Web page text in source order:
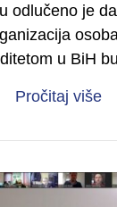
odlučeno je
u BiH
Pročitaj više